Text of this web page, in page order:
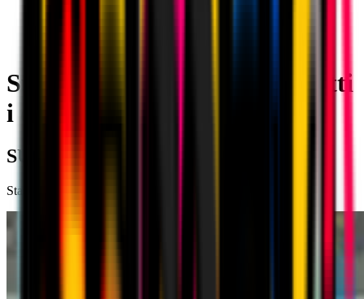
Supercoppa Italiana 2011: tutti
i dettagli | AC Milan
SUPERCOPPA ITALIANA 2011
Stadio Nazionale di Pechino, 6 agosto 2011